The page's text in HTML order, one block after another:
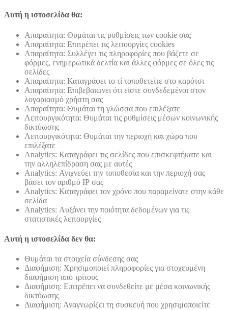
Αυτή η ιστοσελίδα θα:
Απαραίτητα: Θυμάται τις ρυθμίσεις των cookie σας
Απαραίτητα: Επιτρέπει τις λειτουργίες cookies
Απαραίτητα: Συλλέγει τις πληροφορίες που βάζετε σε
φόρμες, ενημερωτικά δελτία και άλλες φόρμες σε όλες τις
σελίδες
Απαραίτητα: Καταγράφει το τί τοποθετείτε στο καρότσι
Απαραίτητα: Επιβεβαιώνει ότι είστε συνδεδεμένοι στον
λογαριασμό χρήστη σας
Απαραίτητα: Θυμάται τη γλώσσα που επιλέξατε
Λειτουργικότητα: Θυμάται τις ρυθμίσεις μέσων κοινωνικής
δικτύωσης
Λειτουργικότητα: Θυμάται την περιοχή και χώρα που
επιλέξατε
Analytics: Καταγράφει τις σελίδες που επισκεφτήκατε και
την αλληλεπίδραση σας με αυτές
Analytics: Ανιχνεύει την τοποθεσία και την περιοχή σας
βάσει τον αριθμό ΙΡ σας
Analytics: Καταγράφει τον χρόνο που παραμείνατε στην κάθε
σελίδα
Analytics: Αυξάνει την ποιότητα δεδομένων για τις
στατιστικές λειτουργίες
Αυτή η ιστοσελίδα δεν θα:
Θυμάται τα στοιχεία σύνδεσης σας
Διαφήμιση: Χρησιμοποιεί πληροφορίες για στοχευμένη
διαφήμιση από τρίτους
Διαφήμιση: Επιτρέπει να συνδεθείτε με μέσα κοινωνικής
δικτύωσης
Διαφήμιση: Αναγνωρίζει τη συσκευή που χρησιμοποιείτε